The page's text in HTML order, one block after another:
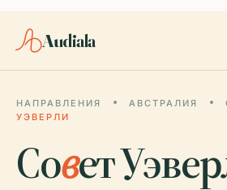
Audiala
НАПРАВЛЕНИЯ АВСТРАЛИЯ
УЭВЕРЛИ
Совет